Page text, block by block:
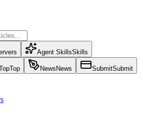
Agent SkillsSkills
Top News News SubmitSubmit